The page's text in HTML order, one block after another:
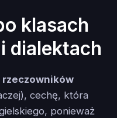
klasach
dialektach
rzeczowników
cechę, która
ponieważ